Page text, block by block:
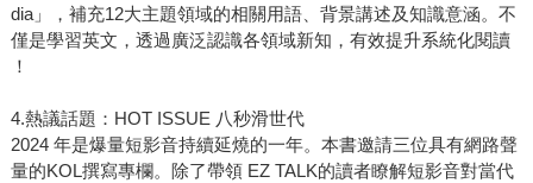
dia」，補充12大主題領域的相關用語、背景講述及知識意涵。不
僅是學習英文，透過廣泛認識各領域新知，有效提升系統化閱讀
！
4.熱議話題：HOT ISSUE 八秒滑世代
2024 年是爆量短影音持續延燒的一年。本書邀請三位具有網路聲
量的KOL撰寫專欄。除了帶領 EZ TALK的讀者瞭解短影音對當代